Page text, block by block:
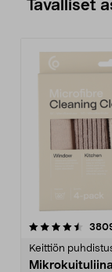
Tavalliset
Keittiön